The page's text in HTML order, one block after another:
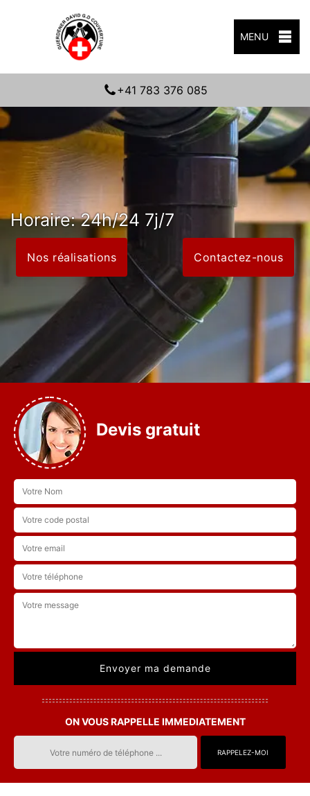
MENU
+41 783 376 085
Horaire: 24h/24 7j/7
Nos réalisations Contactez-nous
Devis gratuit
ON VOUS RAPPELLE IMMEDIATEMENT